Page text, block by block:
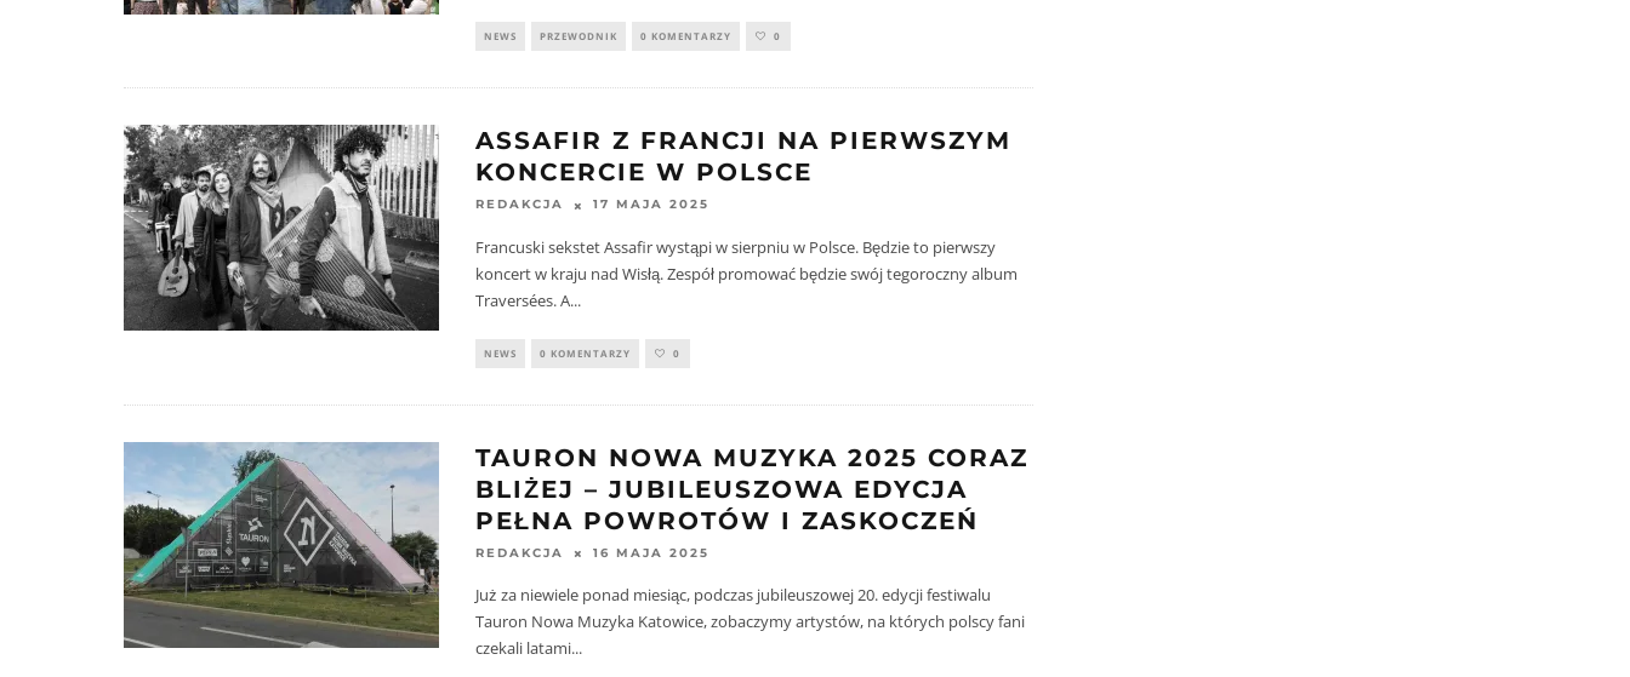
NEWS PRZEWODNIK 0 KOMENTARZY 0
ASSAFIR Z FRANCJI NA PIERWSZYM
KONCERCIE W POLSCE
REDAKCJA 17 MAJA 2025
Francuski sekstet Assafir wystąpi w sierpniu w Polsce. Będzie to pierwszy
koncert w kraju nad Wisłą. Zespół promować będzie swój tegoroczny album
Traversées. A...
NEWS 0 KOMENTARZY 0
TAURON NOWA MUZYKA 2025 CORAZ
BLIŻEJ – JUBILEUSZOWA EDYCJA
PEŁNA POWROTÓW I ZASKOCZEŃ
REDAKCJA 16 MAJA 2025
Już za niewiele ponad miesiąc, podczas jubileuszowej 20. edycji festiwalu
Tauron Nowa Muzyka Katowice, zobaczymy artystów, na których polscy fani
czekali latami...